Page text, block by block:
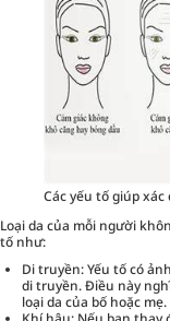
Các yếu tố giúp xác
Loại da của mỗi người
tố như:
Di truyền: Yếu tố có
di truyền. Điều này
loại da của bố hoặc mẹ.